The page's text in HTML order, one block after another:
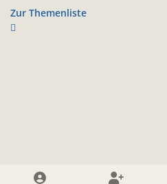
Zur Themenliste